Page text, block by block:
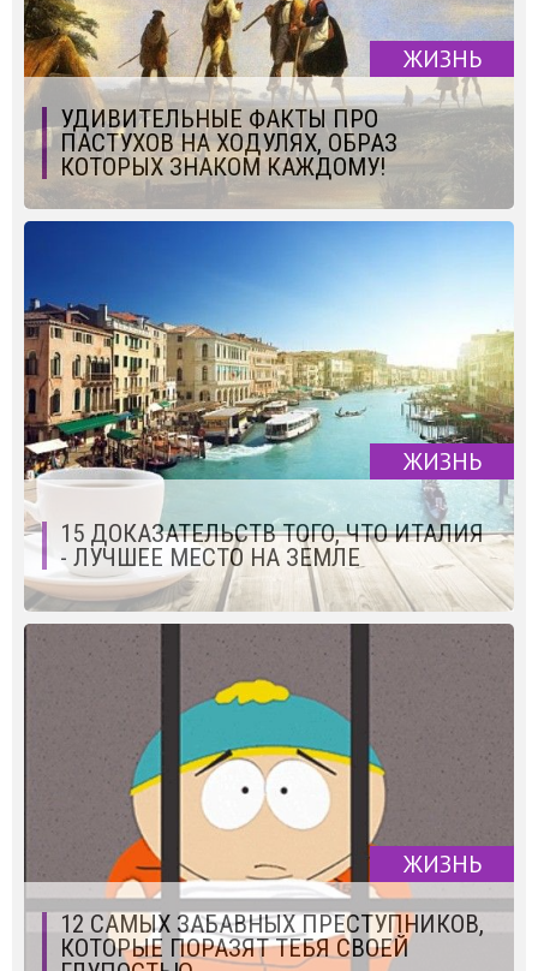
ЖИЗНЬ
УДИВИТЕЛЬНЫЕ ФАКТЫ ПРО
ПАСТУХОВ НА ХОДУЛЯХ, ОБРАЗ
КОТОРЫХ ЗНАКОМ КАЖДОМУ!
ЖИЗНЬ
15 ДОКАЗАТЕЛЬСТВ ТОГО, ЧТО ИТАЛИЯ
- ЛУЧШЕЕ МЕСТО НА ЗЕМЛЕ
ЖИЗНЬ
12 САМЫХ ЗАБАВНЫХ ПРЕСТУПНИКОВ,
КОТОРЫЕ ПОРАЗЯТ ТЕБЯ СВОЕЙ